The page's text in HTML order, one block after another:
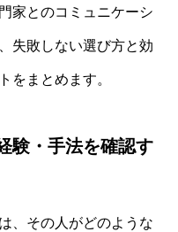
家とのコミュニケーシ
失敗しない選び方と効
をまとめます。
験・手法を確認す
、その人がどのような